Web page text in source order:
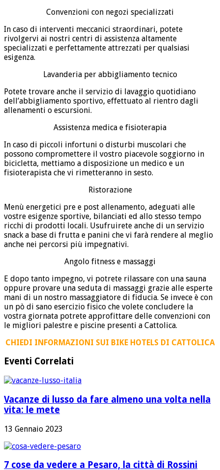
Convenzioni con negozi specializzati
In caso di interventi meccanici straordinari, potete
rivolgervi ai nostri centri di assistenza altamente
specializzati e perfettamente attrezzati per qualsiasi
esigenza.
Lavanderia per abbigliamento tecnico
Potete trovare anche il servizio di lavaggio quotidiano
dell’abbigliamento sportivo, effettuato al rientro dagli
allenamenti o escursioni.
Assistenza medica e fisioterapia
In caso di piccoli infortuni o disturbi muscolari che
possono compromettere il vostro piacevole soggiorno in
bicicletta, mettiamo a disposizione un medico e un
fisioterapista che vi rimetteranno in sesto.
Ristorazione
Menù energetici pre e post allenamento, adeguati alle
vostre esigenze sportive, bilanciati ed allo stesso tempo
ricchi di prodotti locali. Usufruirete anche di un servizio
snack a base di frutta e panini che vi farà rendere al meglio
anche nei percorsi più impegnativi.
Angolo fitness e massaggi
E dopo tanto impegno, vi potrete rilassare con una sauna
oppure provare una seduta di massaggi grazie alle esperte
mani di un nostro massaggiatore di fiducia. Se invece è con
un pò di sano esercizio fisico che volete concludere la
vostra giornata potrete approfittare delle convenzioni con
le migliori palestre e piscine presenti a Cattolica.
CHIEDI INFORMAZIONI SUI BIKE HOTELS DI CATTOLICA
Eventi Correlati
Vacanze di lusso da fare almeno una volta nella
vita: le mete
13 Gennaio 2023
7 cose da vedere a Pesaro, la città di Rossini